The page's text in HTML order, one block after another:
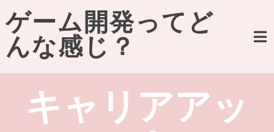
to
content
ゲーム開発ってど
んな感じ？
キャリアアッ